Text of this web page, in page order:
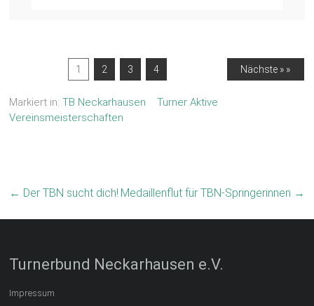
1 2 3 4 Nächste » »
Markiert in:TB Neckarhausen
Turner Aktive
Vereinsmeisterschaften
← Der TBN sucht dich! Medaillenflut für TBN-Springerinnen →
Turnerbund Neckarhausen e.V.
Impressum